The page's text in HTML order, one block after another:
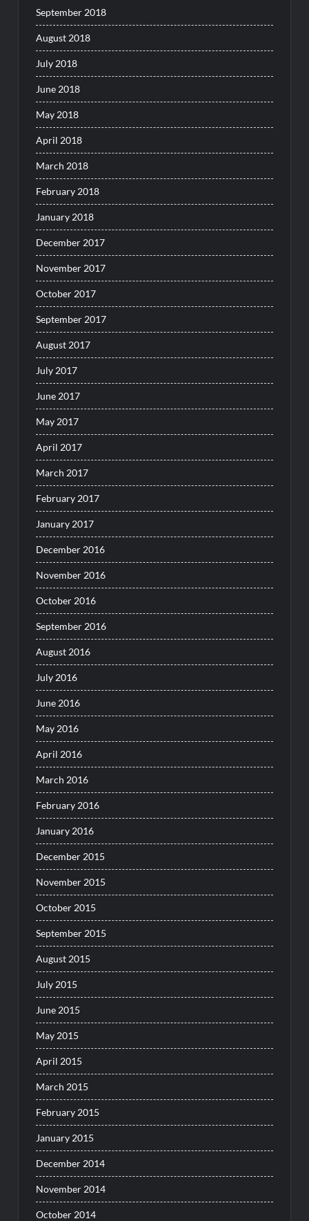
September 2018
August 2018
July 2018
June 2018
May 2018
April 2018
March 2018
February 2018
January 2018
December 2017
November 2017
October 2017
September 2017
August 2017
July 2017
June 2017
May 2017
April 2017
March 2017
February 2017
January 2017
December 2016
November 2016
October 2016
September 2016
August 2016
July 2016
June 2016
May 2016
April 2016
March 2016
February 2016
January 2016
December 2015
November 2015
October 2015
September 2015
August 2015
July 2015
June 2015
May 2015
April 2015
March 2015
February 2015
January 2015
December 2014
November 2014
October 2014